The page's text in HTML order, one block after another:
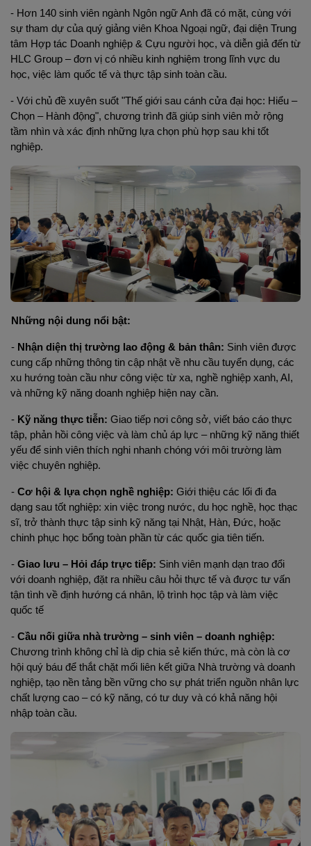
- Hơn 140 sinh viên ngành Ngôn ngữ Anh đã có mặt, cùng với
sự tham dự của quý giảng viên Khoa Ngoại ngữ, đại diện Trung
tâm Hợp tác Doanh nghiệp & Cựu người học, và diễn giả đến từ
HLC Group – đơn vị có nhiều kinh nghiệm trong lĩnh vực du
học, việc làm quốc tế và thực tập sinh toàn cầu.
- Với chủ đề xuyên suốt "Thế giới sau cánh cửa đại học: Hiểu –
Chọn – Hành động", chương trình đã giúp sinh viên mở rộng
tầm nhìn và xác định những lựa chọn phù hợp sau khi tốt
nghiệp.
Những nội dung nổi bật:
- Nhận diện thị trường lao động & bản thân: Sinh viên được
cung cấp những thông tin cập nhật về nhu cầu tuyển dụng, các
xu hướng toàn cầu như công việc từ xa, nghề nghiệp xanh, AI,
và những kỹ năng doanh nghiệp hiện nay cần.
- Kỹ năng thực tiễn: Giao tiếp nơi công sở, viết báo cáo thực
tập, phản hồi công việc và làm chủ áp lực – những kỹ năng thiết
yếu để sinh viên thích nghi nhanh chóng với môi trường làm
việc chuyên nghiệp.
- Cơ hội & lựa chọn nghề nghiệp: Giới thiệu các lối đi đa
dạng sau tốt nghiệp: xin việc trong nước, du học nghề, học thạc
sĩ, trở thành thực tập sinh kỹ năng tại Nhật, Hàn, Đức, hoặc
chinh phục học bổng toàn phần từ các quốc gia tiên tiến.
- Giao lưu – Hỏi đáp trực tiếp: Sinh viên mạnh dạn trao đổi
với doanh nghiệp, đặt ra nhiều câu hỏi thực tế và được tư vấn
tận tình về định hướng cá nhân, lộ trình học tập và làm việc
quốc tế
- Cầu nối giữa nhà trường – sinh viên – doanh nghiệp:
Chương trình không chỉ là dịp chia sẻ kiến thức, mà còn là cơ
hội quý báu để thắt chặt mối liên kết giữa Nhà trường và doanh
nghiệp, tạo nền tảng bền vững cho sự phát triển nguồn nhân lực
chất lượng cao – có kỹ năng, có tư duy và có khả năng hội
nhập toàn cầu.